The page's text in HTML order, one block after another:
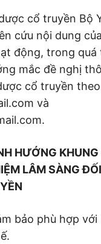
cổ truyền Bộ
cứu nội dung
động, trong
mắc đề nghị
cổ truyền
và
HƯỚNG KHUNG
LÂM SÀNG
bảo phù hợp